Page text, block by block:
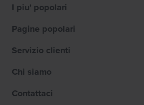
I piu' popolari
Pagine popolari
Servizio clienti
Chi siamo
Contattaci